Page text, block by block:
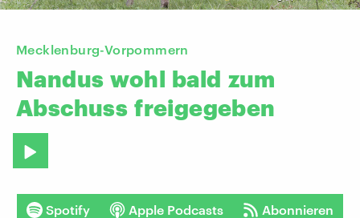
Mecklenburg-Vorpommern
Nandus wohl bald zum
Abschuss freigegeben
Spotify Apple Podcasts Abonnieren